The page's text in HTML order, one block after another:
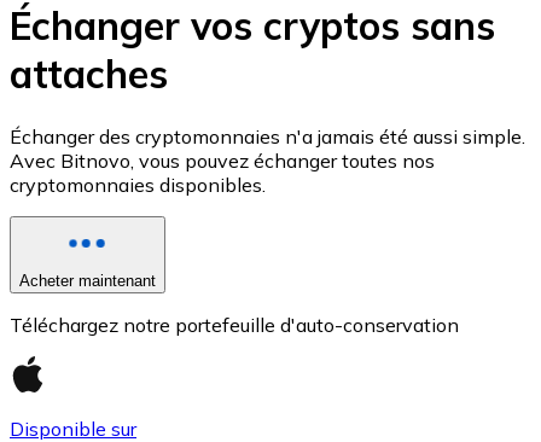
Ajoutez le token de votre projet à notre service
Échanger vos cryptos sans
attaches
Échanger des cryptomonnaies n'a jamais été aussi simple.
Avec Bitnovo, vous pouvez échanger toutes nos
cryptomonnaies disponibles.
Acheter maintenant
Téléchargez notre portefeuille d'auto-conservation
Disponible sur